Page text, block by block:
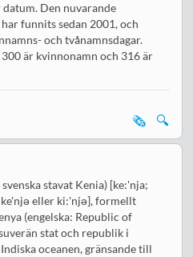
Den nuvarande
funnits sedan 2001, och
och tvånamnsdagar.
är kvinnonamn och 316 är
🔍
🗞️
stavat Kenia) [ke:'nja;
eller ki:'njə], formellt
(engelska: Republic of
stat och republik i
oceanen, gränsande till